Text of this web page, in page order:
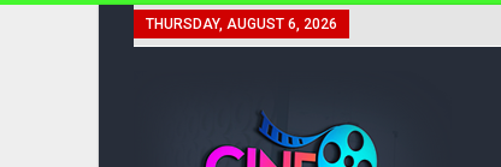
THURSDAY, AUGUST 6, 2026